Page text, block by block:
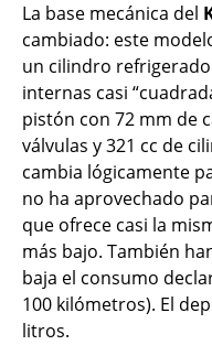
La base mecánica del
cambiado: este
un cilindro
internas casi
pistón con 72 mm de
válvulas y 321 cc de
cambia lógicamente
no ha aprovechado
que ofrece casi la
más bajo. También
baja el consumo
100 kilómetros). El
litros.